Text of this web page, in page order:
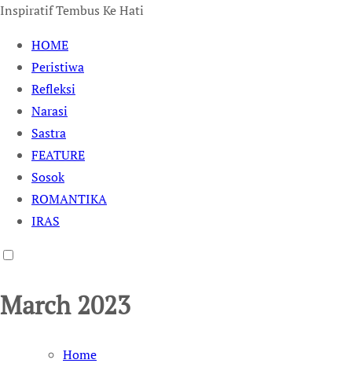
Inspiratif Tembus Ke Hati
HOME
Peristiwa
Refleksi
Narasi
Sastra
FEATURE
Sosok
ROMANTIKA
IRAS
March 2023
Home